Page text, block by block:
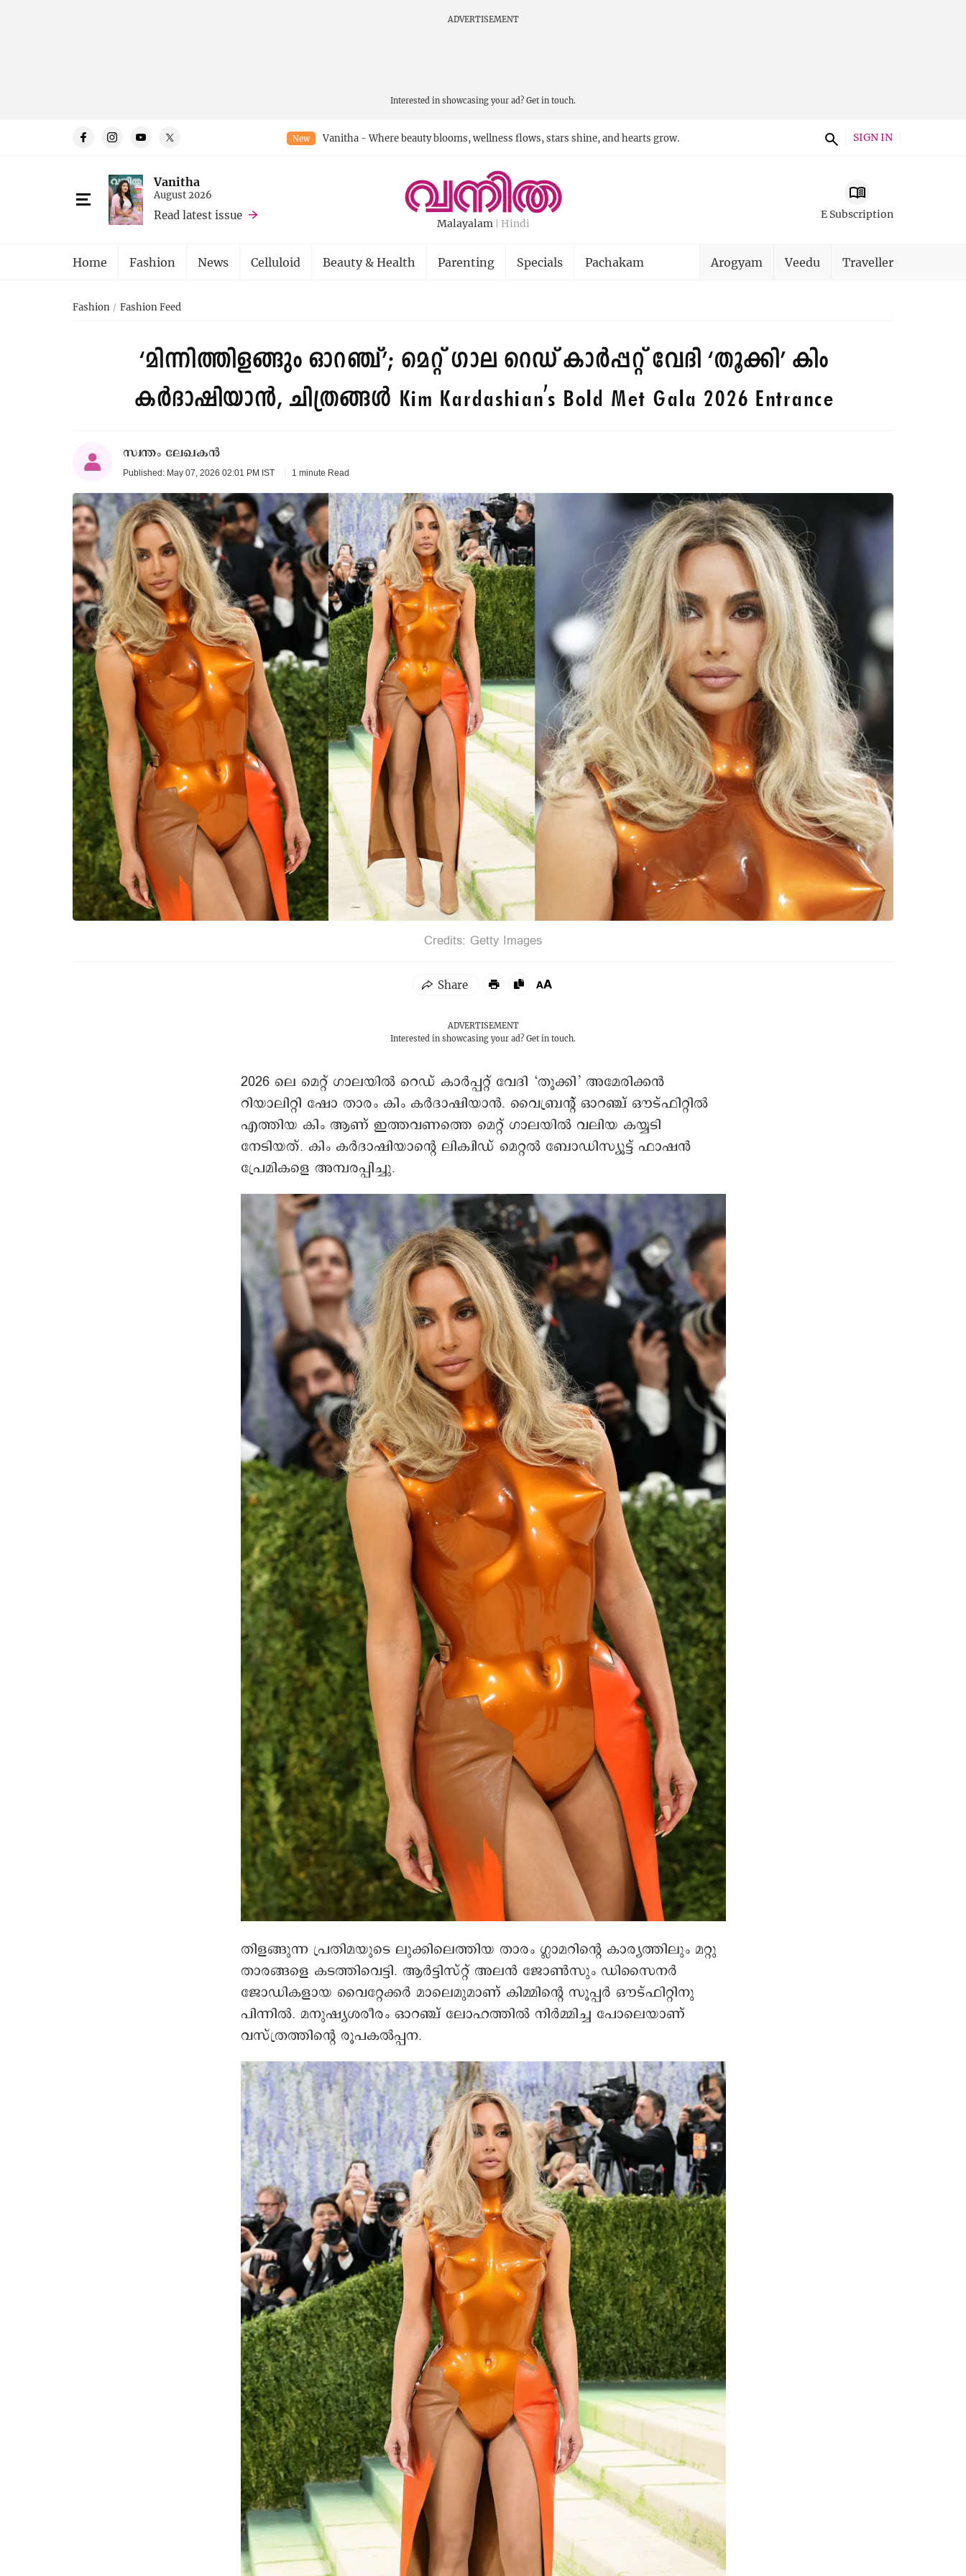
ADVERTISEMENT
Interested in showcasing your ad? Get in touch.
New Vanitha - Where beauty blooms, wellness flows, stars shine, and hearts grow. SIGN IN
Vanitha
August 2026
Read latest issue
Malayalam Hindi
E Subscription
Home Fashion News Celluloid Beauty & Health Parenting Specials Pachakam Arogyam Veedu Traveller
Fashion Fashion Feed
‘മിന്നിത്തിളങ്ങും ഓറഞ്ച്’; മെറ്റ് ഗാല റെഡ് കാര്‍പ്പറ്റ് വേദി ‘തൂക്കി’ കിം
കർദാഷിയാന്‍, ചിത്രങ്ങള്‍ Kim Kardashian's Bold Met Gala 2026 Entrance
സ്വന്തം ലേഖകൻ
Published: May 07, 2026 02:01 PM IST 1 minute Read
Credits: Getty Images
ADVERTISEMENT
Interested in showcasing your ad? Get in touch.
2026 ലെ മെറ്റ് ഗാലയിൽ റെഡ് കാര്‍പ്പറ്റ് വേദി ‘തൂക്കി’ അമേരിക്കൻ
റിയാലിറ്റി ഷോ താരം കിം കർദാഷിയാന്‍. വൈബ്രന്റ് ഓറഞ്ച് ഔട്ഫിറ്റില്‍
എത്തിയ കിം ആണ് ഇത്തവണത്തെ മെറ്റ് ഗാലയില്‍ വലിയ കയ്യടി
നേടിയത്. കിം കർദാഷിയാന്റെ ലിക്വിഡ് മെറ്റൽ ബോഡിസ്യൂട്ട് ഫാഷന്‍
പ്രേമികളെ അമ്പരപ്പിച്ചു.
തിളങ്ങുന്ന പ്രതിമയുടെ ലുക്കിലെത്തിയ താരം ഗ്ലാമറിന്റെ കാര്യത്തിലും മറ്റു
താരങ്ങളെ കടത്തിവെട്ടി. ആർട്ടിസ്റ്റ് അലൻ ജോൺസും ഡിസൈനര്‍
ജോഡികളായ വൈറ്റേക്കർ മാലെമുമാണ് കിമ്മിന്റെ സൂപ്പര്‍ ഔട്ഫിറ്റിനു
പിന്നില്‍. മനുഷ്യശരീരം ഓറഞ്ച് ലോഹത്തിൽ നിര്‍മ്മിച്ച പോലെയാണ്
വസ്ത്രത്തിന്റെ രൂപകൽപ്പന.